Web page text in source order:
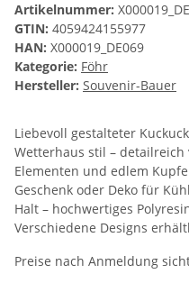
Artikelnummer:
GTIN: 4059424155977
HAN: X000019_DE069
Kategorie: Föhr
Hersteller: Souvenir-Bauer
Liebevoll gestalteter
Wetterhaus stil –
Elementen und edlem
Geschenk oder Deko für
Halt – hochwertiges
Verschiedene Designs
Preise nach Anmeldung